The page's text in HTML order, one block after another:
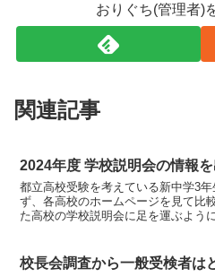
おりぐち(管理者)
関連記事
2024年度 学校説明会の情報
都立高校受験を考えている新中学3
ず、各高校のホームページを見て比
た高校の学校説明会に足を運ぶよう
校長会調査から一般受検者は